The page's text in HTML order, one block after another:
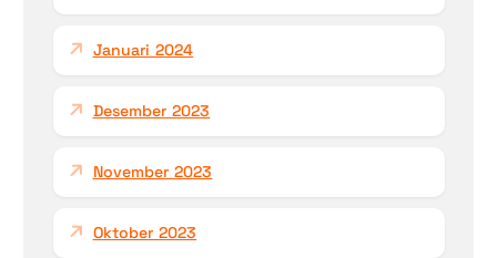
Januari 2024
Desember 2023
November 2023
Oktober 2023